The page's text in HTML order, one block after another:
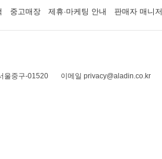
중고매장 제휴·마케팅 안내 판매자 매니저
울중구-01520
이메일 privacy@aladin.co.kr